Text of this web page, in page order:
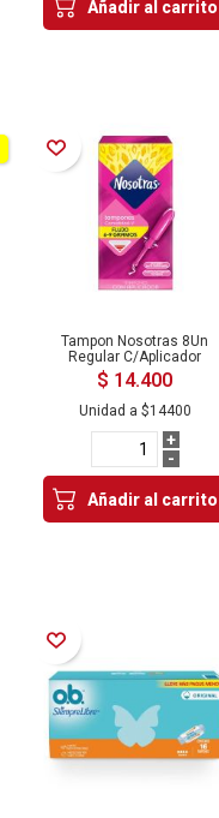
Añadir al carrito
Añadir a la Lista de Deseos
Tampon Nosotras 8Un
Regular C/Aplicador
$ 14.400
Unidad a $14400
+
-
Añadir al carrito
Añadir a la Lista de Deseos